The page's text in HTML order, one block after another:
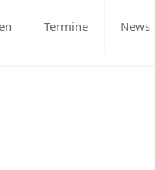
Termine News